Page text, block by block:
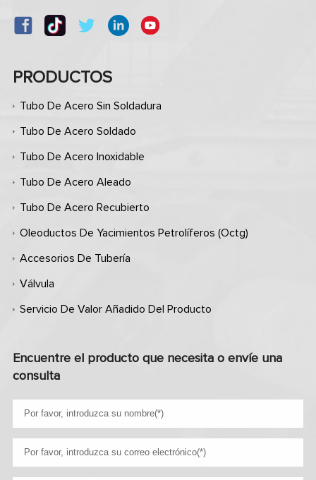
PRODUCTOS
Tubo De Acero Sin Soldadura
Tubo De Acero Soldado
Tubo De Acero Inoxidable
Tubo De Acero Aleado
Tubo De Acero Recubierto
Oleoductos De Yacimientos Petrolíferos (octg)
Accesorios De Tubería
Válvula
Servicio De Valor Añadido Del Producto
Encuentre el producto que necesita o envíe una
consulta